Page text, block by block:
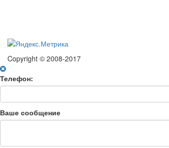
Copyright © 2008-2017
Телефон:
Ваше сообщение